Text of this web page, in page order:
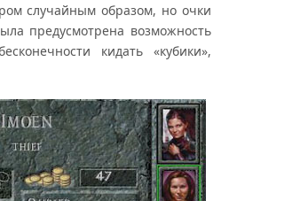
случайным образом, но очки
предусмотрена возможность
кидать «кубики»,